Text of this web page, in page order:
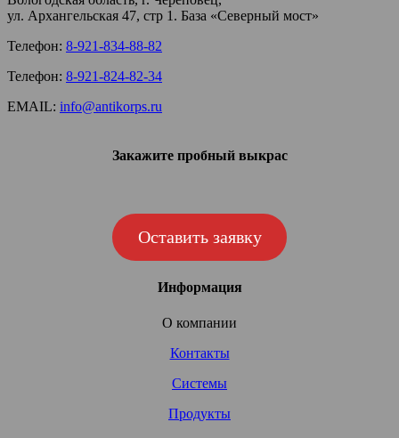
ул. Архангельская 47, стр 1. База «Северный мост»
Телефон: 8-921-834-88-82
Телефон: 8-921-824-82-34
EMAIL: info@antikorps.ru
Закажите пробный выкрас
Оставить заявку
Информация
О компании
Контакты
Системы
Продукты